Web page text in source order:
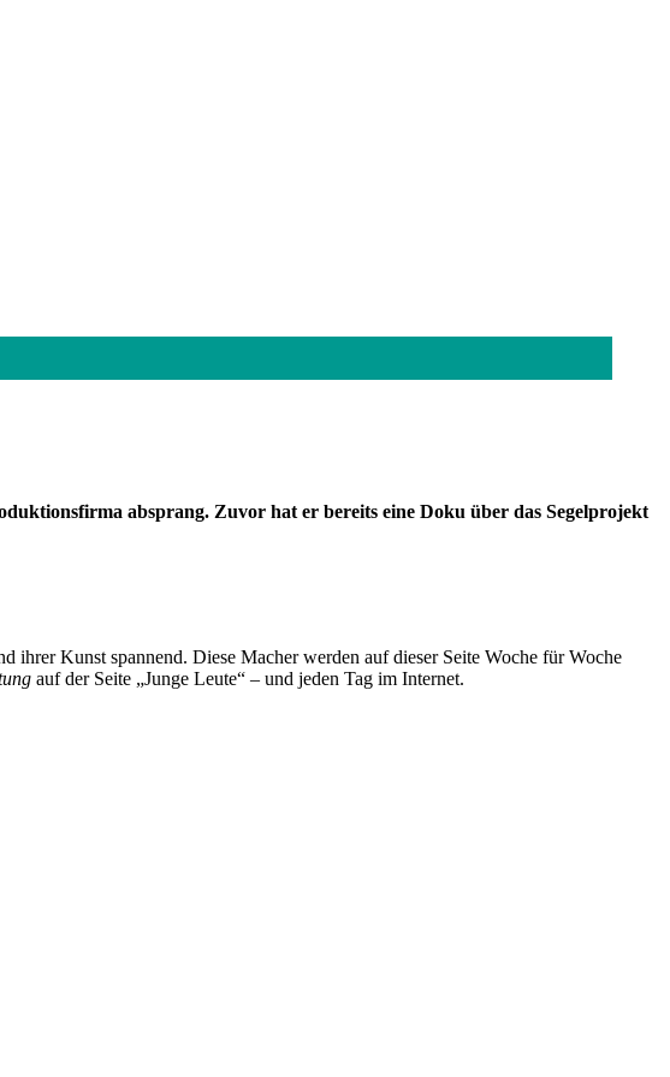
absprang. Zuvor hat er bereits eine Doku über das Segelprojekt
Kunst spannend. Diese Macher werden auf dieser Seite Woche für Woche
auf der Seite „Junge Leute“ – und jeden Tag im Internet.